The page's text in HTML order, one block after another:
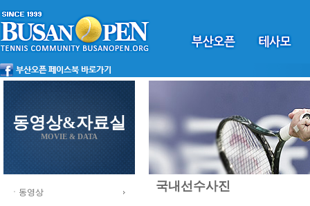
동영상&자료실
MOVIE & DATA
ㆍ동영상 국내선수사진